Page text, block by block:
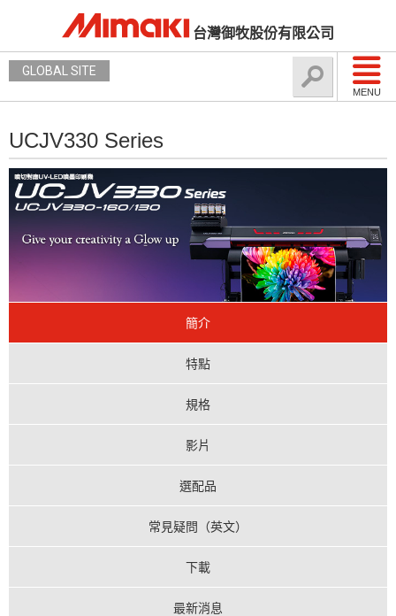
台灣御牧股份有限公司
MENU
GLOBAL SITE
UCJV330 Series
簡介
特點
規格
影片
選配品
常見疑問（英文）
下載
最新消息